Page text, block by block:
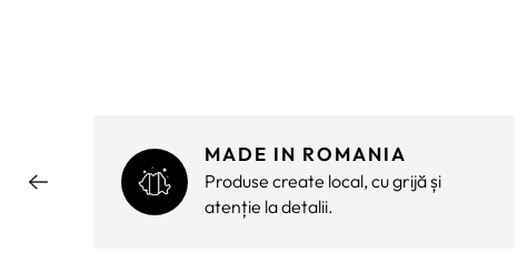
MADE IN ROMANIA
Produse create local, cu grijă și
atenție la detalii.